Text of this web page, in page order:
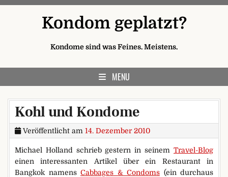
Kondom geplatzt?
Kondome sind was Feines. Meistens.
MENU
Kohl und Kondome
Veröffentlicht am 14. Dezember 2010
Michael Holland schrieb gestern in seinem Travel-Blog
einen interessanten Artikel über ein Restaurant in
Bangkok namens Cabbages & Condoms (ein durchaus